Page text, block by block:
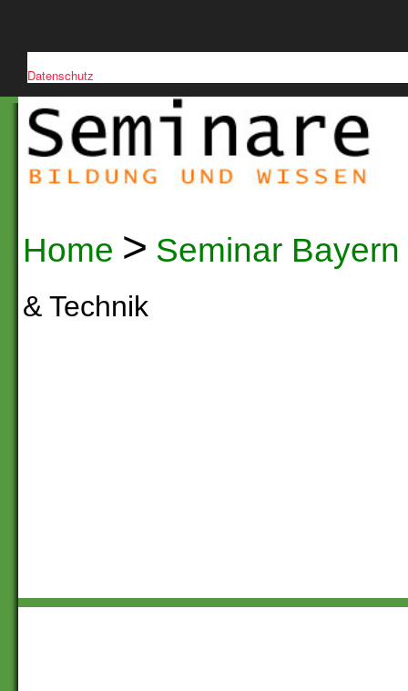
Datenschutz
Home > Seminar Bayern
& Technik